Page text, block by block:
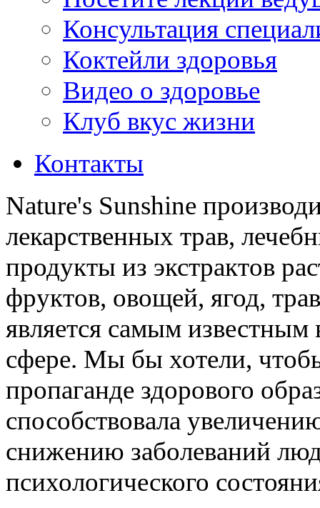
Консультация
Коктейли здоровья
Видео о здоровье
Клуб вкус жизни
Контакты
Nature's Sunshine
лекарственных трав,
продукты из экстрактов
фруктов, овощей, ягод,
является самым
сфере. Мы бы хотели,
пропаганде здорового
способствовала
снижению заболеваний
психологического